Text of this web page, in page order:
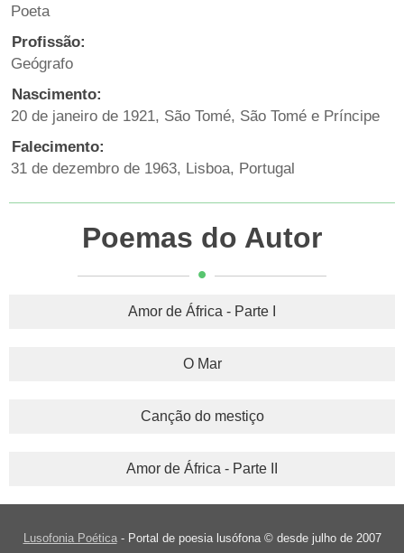
Poeta
Profissão:
Geógrafo
Nascimento:
20 de janeiro de 1921, São Tomé, São Tomé e Príncipe
Falecimento:
31 de dezembro de 1963, Lisboa, Portugal
Poemas do Autor
Amor de África - Parte I
O Mar
Canção do mestiço
Amor de África - Parte II
Lusofonia Poética- Portal de poesia lusófona © desde julho de 2007